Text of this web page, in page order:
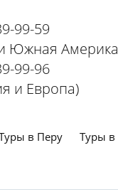
99-59
Южная
99-96
и Европа)
в Перу Туры